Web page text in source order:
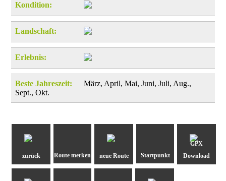
Kondition:
Landschaft:
Erlebnis:
Beste Jahreszeit:
März, April, Mai, Juni, Juli, Aug.,
Sept., Okt.
zurück neue Route
GPX
Download